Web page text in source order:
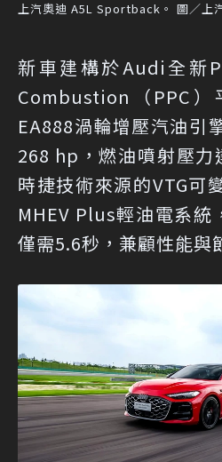
上汽奧迪 A5L Sportback。 圖／上
新車建構於Audi全新
Combustion（PPC）
EA888渦輪增壓汽油引
268 hp，燃油噴射壓
時捷技術來源的VTG可
MHEV Plus輕油電系
僅需5.6秒，兼顧性能與